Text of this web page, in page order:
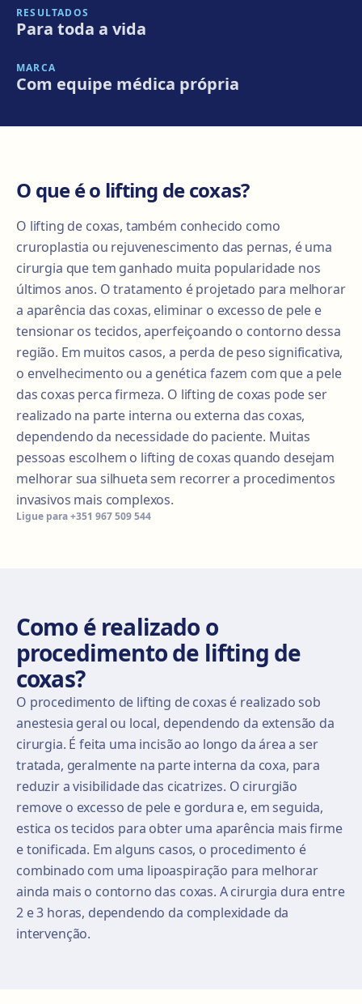
RESULTADOS
Para toda a vida
MARCA
Com equipe médica própria
O que é o lifting de coxas?
O lifting de coxas, também conhecido como
cruroplastia ou rejuvenescimento das pernas, é uma
cirurgia que tem ganhado muita popularidade nos
últimos anos. O tratamento é projetado para melhorar
a aparência das coxas, eliminar o excesso de pele e
tensionar os tecidos, aperfeiçoando o contorno dessa
região. Em muitos casos, a perda de peso significativa,
o envelhecimento ou a genética fazem com que a pele
das coxas perca firmeza. O lifting de coxas pode ser
realizado na parte interna ou externa das coxas,
dependendo da necessidade do paciente. Muitas
pessoas escolhem o lifting de coxas quando desejam
melhorar sua silhueta sem recorrer a procedimentos
invasivos mais complexos.
Ligue para+351 967 509 544
Como é realizado o
procedimento de lifting de
coxas?
O procedimento de lifting de coxas é realizado sob
anestesia geral ou local, dependendo da extensão da
cirurgia. É feita uma incisão ao longo da área a ser
tratada, geralmente na parte interna da coxa, para
reduzir a visibilidade das cicatrizes. O cirurgião
remove o excesso de pele e gordura e, em seguida,
estica os tecidos para obter uma aparência mais firme
e tonificada. Em alguns casos, o procedimento é
combinado com uma lipoaspiração para melhorar
ainda mais o contorno das coxas. A cirurgia dura entre
2 e 3 horas, dependendo da complexidade da
intervenção.